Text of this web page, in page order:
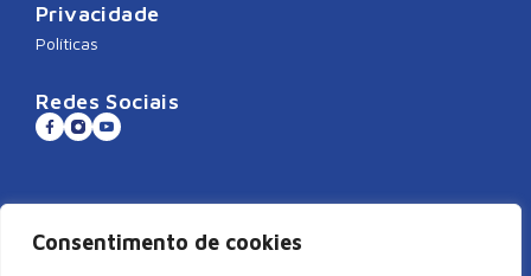
Consentimento de cookies
Privacidade
Políticas
Redes Sociais
Sistema CNDL